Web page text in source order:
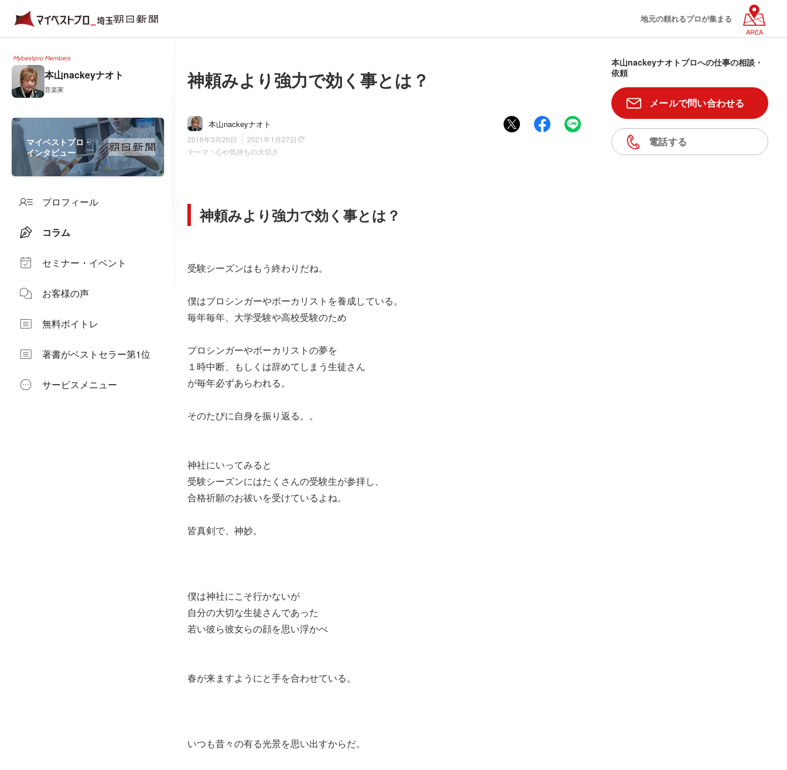
地元の頼れるプロが集まる
AREA
Mybestpro Members
本山nackeyナオト
音楽家
マイベストプロ・
インタビュー
プロフィール
コラム
セミナー・イベント
お客様の声
無料ボイトレ
著書がベストセラー第1位
サービスメニュー
神頼みより強力で効く事とは？
本山nackeyナオト
2016年3月20日
2021年1月27日
テーマ： 心や気持ちの大切さ
神頼みより強力で効く事とは？
受験シーズンはもう終わりだね。
僕はプロシンガーやボーカリストを養成している。
毎年毎年、大学受験や高校受験のため
プロシンガーやボーカリストの夢を
１時中断、もしくは辞めてしまう生徒さん
が毎年必ずあらわれる。
そのたびに自身を振り返る。。
神社にいってみると
受験シーズンにはたくさんの受験生が参拝し、
合格祈願のお祓いを受けているよね。
皆真剣で、神妙。
僕は神社にこそ行かないが
自分の大切な生徒さんであった
若い彼ら彼女らの顔を思い浮かべ
春が来ますようにと手を合わせている。
いつも昔々の有る光景を思い出すからだ。
本山nackeyナオトプロへの仕事の相談・
依頼
メールで問い合わせる
電話する